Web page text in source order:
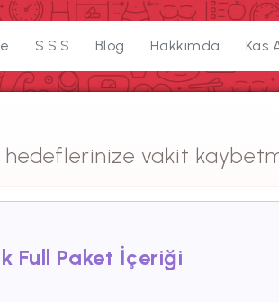
S.S.S Blog Hakkımda Kas
vakit
Full Paket İçeriği